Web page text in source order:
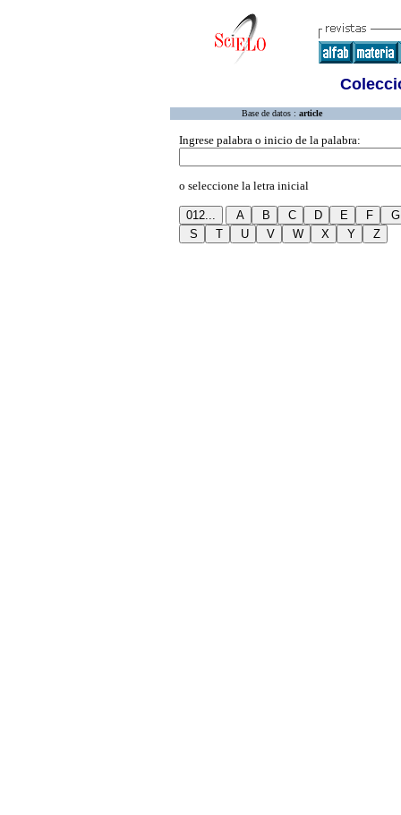
Base de datos : article
Ingrese palabra o inicio de la palabra:
o seleccione la letra inicial